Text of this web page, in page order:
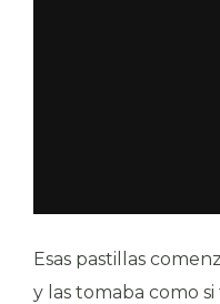
Esas pastillas
y las tomaba como